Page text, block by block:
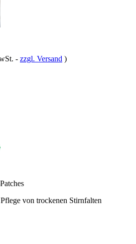
- zzgl. Versand )
von trockenen Stirnfalten